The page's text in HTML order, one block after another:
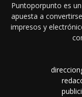
Puntoporpunto es
apuesta a
impresos y